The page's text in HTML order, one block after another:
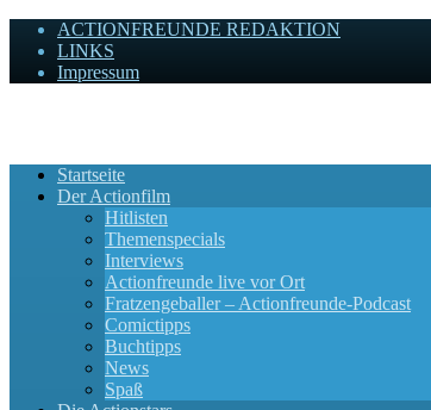
ACTIONFREUNDE REDAKTION
LINKS
Impressum
Startseite
Der Actionfilm
Hitlisten
Themenspecials
Interviews
Actionfreunde live vor Ort
Fratzengeballer – Actionfreunde-Podcast
Comictipps
Buchtipps
News
Spaß